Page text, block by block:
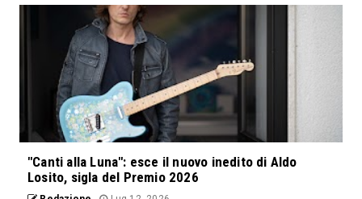
"Canti alla Luna": esce il nuovo inedito di Aldo
Losito, sigla del Premio 2026